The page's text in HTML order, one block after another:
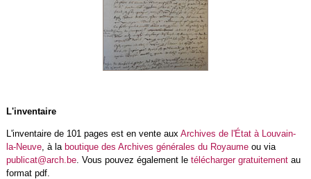
L'inventaire
L'inventaire de 101 pages est en vente aux Archives de l'État à Louvain-
la-Neuve, à la boutique des Archives générales du Royaumeou via
publicat@arch.be. Vous pouvez également le télécharger gratuitementau
format pdf.